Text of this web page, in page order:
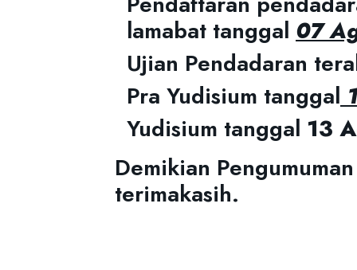
lamabat tanggal 07
Ujian Pendadaran
Pra Yudisium tanggal
Yudisium tanggal 13
Demikian
terimakasih.